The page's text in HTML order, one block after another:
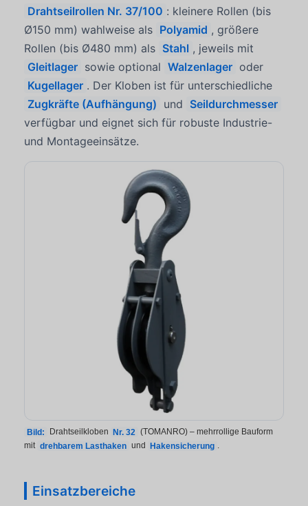
Drahtseilrollen Nr. 37/100 : kleinere Rollen (bis
Ø150 mm) wahlweise als Polyamid , größere
Rollen (bis Ø480 mm) als Stahl , jeweils mit
Gleitlager sowie optional Walzenlager oder
Kugellager . Der Kloben ist für unterschiedliche
Zugkräfte (Aufhängung) und Seildurchmesser
verfügbar und eignet sich für robuste Industrie-
und Montageeinsätze.
Bild: Drahtseilkloben Nr. 32 (TOMANRO) – mehrrollige Bauform
mit drehbarem Lasthaken und Hakensicherung .
Einsatzbereiche